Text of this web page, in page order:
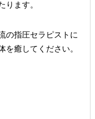
ります。
の指圧セラピストに
を癒してください。